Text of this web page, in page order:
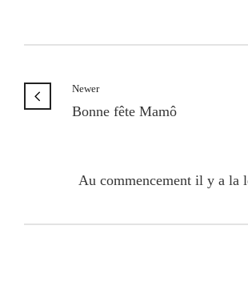
Newer
Bonne fête Mamô
Au commencement il y a la